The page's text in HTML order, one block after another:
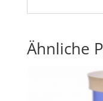
Ähnliche